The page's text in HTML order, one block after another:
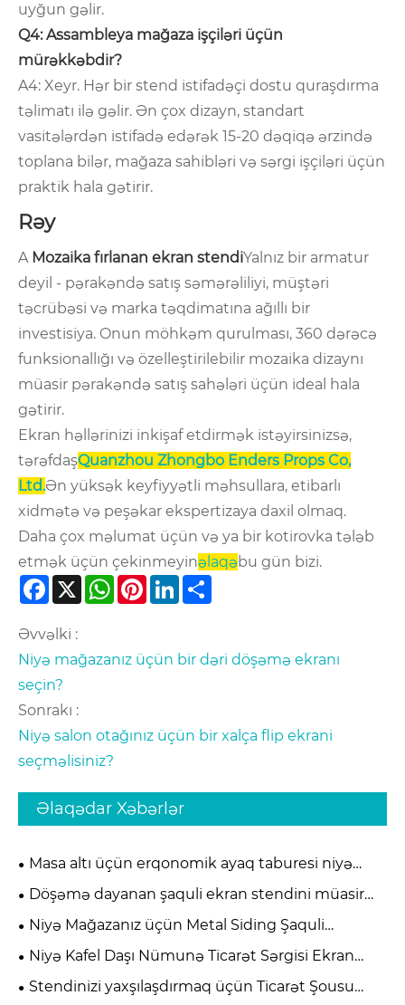
uyğun gəlir.
Q4: Assambleya mağaza işçiləri üçün
mürəkkəbdir?
A4: Xeyr. Hər bir stend istifadəçi dostu quraşdırma
təlimatı ilə gəlir. Ən çox dizayn, standart
vasitələrdən istifadə edərək 15-20 dəqiqə ərzində
toplana bilər, mağaza sahibləri və sərgi işçiləri üçün
praktik hala gətirir.
Rəy
A Mozaika fırlanan ekran stendiYalnız bir armatur
deyil - pərakəndə satış səmərəliliyi, müştəri
təcrübəsi və marka təqdimatına ağıllı bir
investisiya. Onun möhkəm qurulması, 360 dərəcə
funksionallığı və özelleştirilebilir mozaika dizaynı
müasir pərakəndə satış sahələri üçün ideal hala
gətirir.
Ekran həllərinizi inkişaf etdirmək istəyirsinizsə,
tərəfdaşQuanzhou Zhongbo Enders Props Co,
Ltd.Ən yüksək keyfiyyətli məhsullara, etibarlı
xidmətə və peşəkar ekspertizaya daxil olmaq.
Daha çox məlumat üçün və ya bir kotirovka tələb
etmək üçün çekinmeyinəlaqəbu gün bizi.
Facebook
X WhatsApp
PinterestLinkedIn
Əvvəlki :
Niyə mağazanız üçün bir dəri döşəmə ekranı
seçin?
Sonrakı :
Niyə salon otağınız üçün bir xalça flip ekrani
seçməlisiniz?
Əlaqədar Xəbərlər
Masa altı üçün erqonomik ayaq taburesi niyə
müasir ofis rahatlığı üçün vacib olur
Döşəmə dayanan şaquli ekran stendini müasir
pərakəndə satış və sərgi məkanları üçün ən
effektiv həll edən nədir
Niyə Mağazanız üçün Metal Siding Şaquli
Seramik Vitrin Rəfini Seçməlisiniz
Niyə Kafel Daşı Nümunə Ticarət Sərgisi Ekran
Standları Müasir Salonlar üçün Vacibdir?
Stendinizi yaxşılaşdırmaq üçün Ticarət Şousu